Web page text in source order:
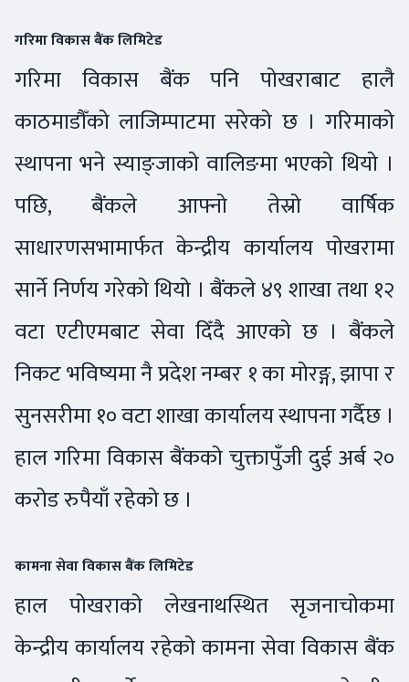
गरिमा विकास बैंक लिमिटेड
गरिमा विकास बैंक पनि पोखराबाट हालै
काठमाडौँको लाजिम्पाटमा सरेको छ । गरिमाको
स्थापना भने स्याङ्जाको वालिङमा भएको थियो ।
पछि, बैंकले आफ्नो तेस्रो वार्षिक
साधारणसभामार्फत केन्द्रीय कार्यालय पोखरामा
सार्ने निर्णय गरेको थियो । बैंकले ४९ शाखा तथा १२
वटा एटीएमबाट सेवा दिँदै आएको छ । बैंकले
निकट भविष्यमा नै प्रदेश नम्बर १ का मोरङ्ग, झापा र
सुनसरीमा १० वटा शाखा कार्यालय स्थापना गर्दैछ ।
हाल गरिमा विकास बैंकको चुक्तापुँजी दुई अर्ब २०
करोड रुपैयाँ रहेको छ ।
कामना सेवा विकास बैंक लिमिटेड
हाल पोखराको लेखनाथस्थित सृजनाचोकमा
केन्द्रीय कार्यालय रहेको कामना सेवा विकास बैंक